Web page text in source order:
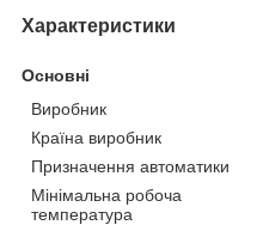
Характеристики
Основні
Виробник
Країна виробник
Призначення автоматики
Мінімальна робоча
температура